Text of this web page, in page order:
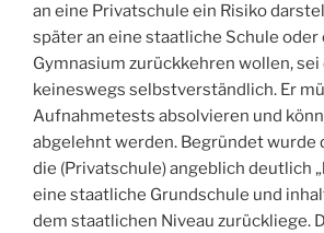
an eine Privatschule ein Risiko
später an eine staatliche Schule
Gymnasium zurückkehren wollen,
keineswegs selbstverständlich. Er
Aufnahmetests absolvieren und
abgelehnt werden. Begründet wurde
die (Privatschule) angeblich deutlich
eine staatliche Grundschule und
dem staatlichen Niveau zurückliege.